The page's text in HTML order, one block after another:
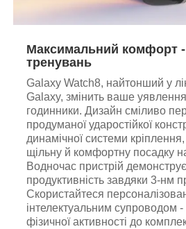
Максимальний комфорт -
тренувань
Galaxy Watch8, найтонший у
Galaxy, змінить ваше
годинники. Дизайн сміливо
продуманої ударостійкої
динамічної системи
щільну й комфортну посадку
Водночас пристрій
продуктивність завдяки 3-нм
Скористайтеся
інтелектуальним супроводом
фізичної активності до